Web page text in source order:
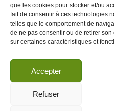
que les cookies pour stocker et/ou
fait de consentir à ces technologies
telles que le comportement de
de ne pas consentir ou de retirer
sur certaines caractéristiques et
Accepter
Refuser